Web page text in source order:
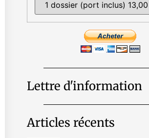
Lettre d'information
Articles récents